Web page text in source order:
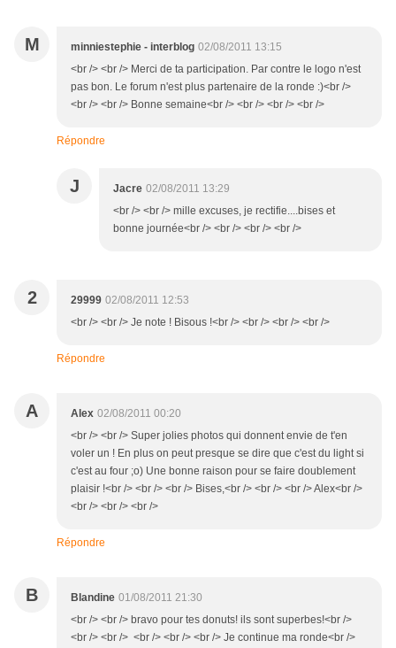
M minniestephie - interblog 02/08/2011 13:15
<br /> <br /> Merci de ta participation. Par contre le logo n'est
pas bon. Le forum n'est plus partenaire de la ronde :)<br />
<br /> <br /> Bonne semaine<br /> <br /> <br /> <br />
Répondre
J Jacre 02/08/2011 13:29
<br /> <br /> mille excuses, je rectifie....bises et
bonne journée<br /> <br /> <br /> <br />
2 29999 02/08/2011 12:53
<br /> <br /> Je note ! Bisous !<br /> <br /> <br /> <br />
Répondre
A Alex 02/08/2011 00:20
<br /> <br /> Super jolies photos qui donnent envie de t'en
voler un ! En plus on peut presque se dire que c'est du light si
c'est au four ;o) Une bonne raison pour se faire doublement
plaisir !<br /> <br /> <br /> Bises,<br /> <br /> <br /> Alex<br />
<br /> <br /> <br />
Répondre
B Blandine 01/08/2011 21:30
<br /> <br /> bravo pour tes donuts! ils sont superbes!<br />
<br /> <br /> <br /> <br /> <br /> Je continue ma ronde<br />